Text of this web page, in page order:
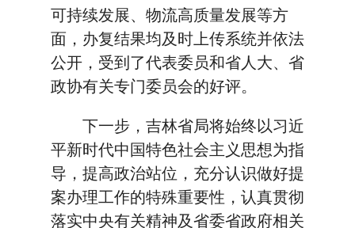
可持续发展、物流高质量发展等方
面，办复结果均及时上传系统并依法
公开，受到了代表委员和省人大、省
政协有关专门委员会的好评。
下一步，吉林省局将始终以习近
平新时代中国特色社会主义思想为指
导，提高政治站位，充分认识做好提
案办理工作的特殊重要性，认真贯彻
落实中央有关精神及省委省政府相关